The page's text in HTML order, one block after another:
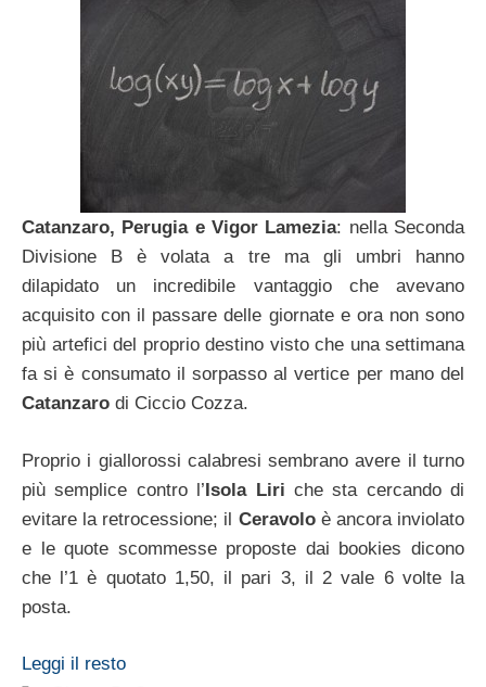
Catanzaro, Perugia e Vigor Lamezia: nella Seconda
Divisione B è volata a tre ma gli umbri hanno
dilapidato un incredibile vantaggio che avevano
acquisito con il passare delle giornate e ora non sono
più artefici del proprio destino visto che una settimana
fa si è consumato il sorpasso al vertice per mano del
Catanzaro di Ciccio Cozza.
Proprio i giallorossi calabresi sembrano avere il turno
più semplice contro l’Isola Liri che sta cercando di
evitare la retrocessione; il Ceravoloè ancora inviolato
e le quote scommesse proposte dai bookies dicono
che l’1 è quotato 1,50, il pari 3, il 2 vale 6 volte la
posta.
Leggi il resto